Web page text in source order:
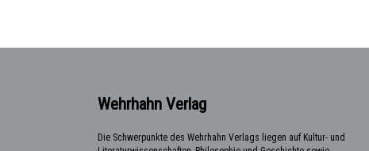
Wehrhahn Verlag
Die Schwerpunkte des Wehrhahn Verlags liegen auf Kultur- und